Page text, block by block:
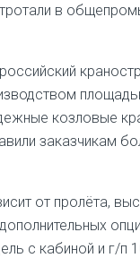
в
козловые
заказчикам
от пролёта,
с кабиной и г/п